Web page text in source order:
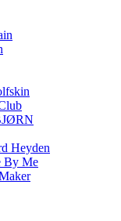
Heyden
By Me